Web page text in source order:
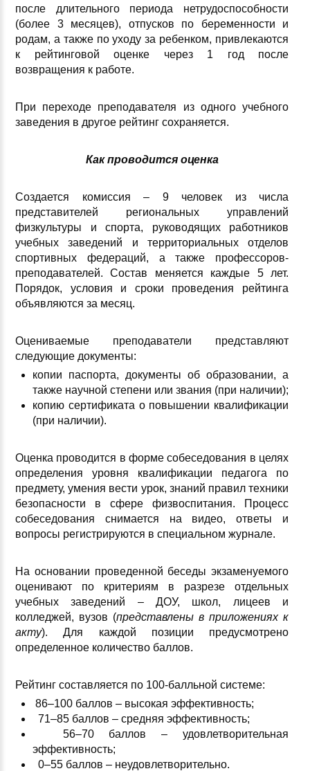
после длительного периода нетрудоспособности
(более 3 месяцев), отпусков по беременности и
родам, а также по уходу за ребенком, привлекаются
к рейтинговой оценке через 1 год после
возвращения к работе.
При переходе преподавателя из одного учебного
заведения в другое рейтинг сохраняется.
Как проводится оценка
Создается комиссия – 9 человек из числа
представителей региональных управлений
физкультуры и спорта, руководящих работников
учебных заведений и территориальных отделов
спортивных федераций, а также профессоров-
преподавателей. Состав меняется каждые 5 лет.
Порядок, условия и сроки проведения рейтинга
объявляются за месяц.
Оцениваемые преподаватели представляют
следующие документы:
копии паспорта, документы об образовании, а
также научной степени или звания (при наличии);
копию сертификата о повышении квалификации
(при наличии).
Оценка проводится в форме собеседования в целях
определения уровня квалификации педагога по
предмету, умения вести урок, знаний правил техники
безопасности в сфере физвоспитания. Процесс
собеседования снимается на видео, ответы и
вопросы регистрируются в специальном журнале.
На основании проведенной беседы экзаменуемого
оценивают по критериям в разрезе отдельных
учебных заведений – ДОУ, школ, лицеев и
колледжей, вузов (представлены в приложениях к
акту). Для каждой позиции предусмотрено
определенное количество баллов.
Рейтинг составляется по 100-балльной системе:
86–100 баллов – высокая эффективность;
71–85 баллов – средняя эффективность;
56–70 баллов – удовлетворительная
эффективность;
0–55 баллов – неудовлетворительно.